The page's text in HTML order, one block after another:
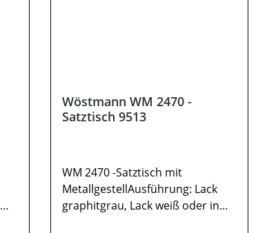
Wöstmann WM 2470 -
Satztisch 9513
WM 2470 -Satztisch mit
MetallgestellAusführung: Lack
graphitgrau, Lack weiß oder in